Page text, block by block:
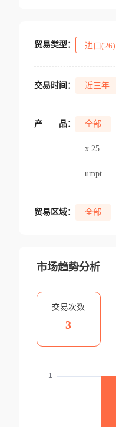
贸易类型： 进口(26)
交易时间： 近三年
产 品： 全部
x 25
umpt
贸易区域： 全部
市场趋势分析
交易次数
3